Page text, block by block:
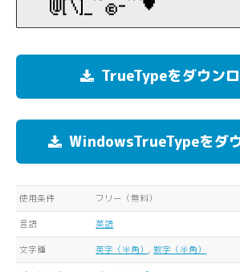
TrueTypeをダウン
WindowsTrueTypeをダ
使用条件 フリー（無料）
言語 英語
文字種 英字（半角） , 数字（半角）